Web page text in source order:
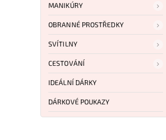
MANIKÚRY
OBRANNÉ PROSTŘEDKY
SVÍTILNY
CESTOVÁNÍ
IDEÁLNÍ DÁRKY
DÁRKOVÉ POUKAZY